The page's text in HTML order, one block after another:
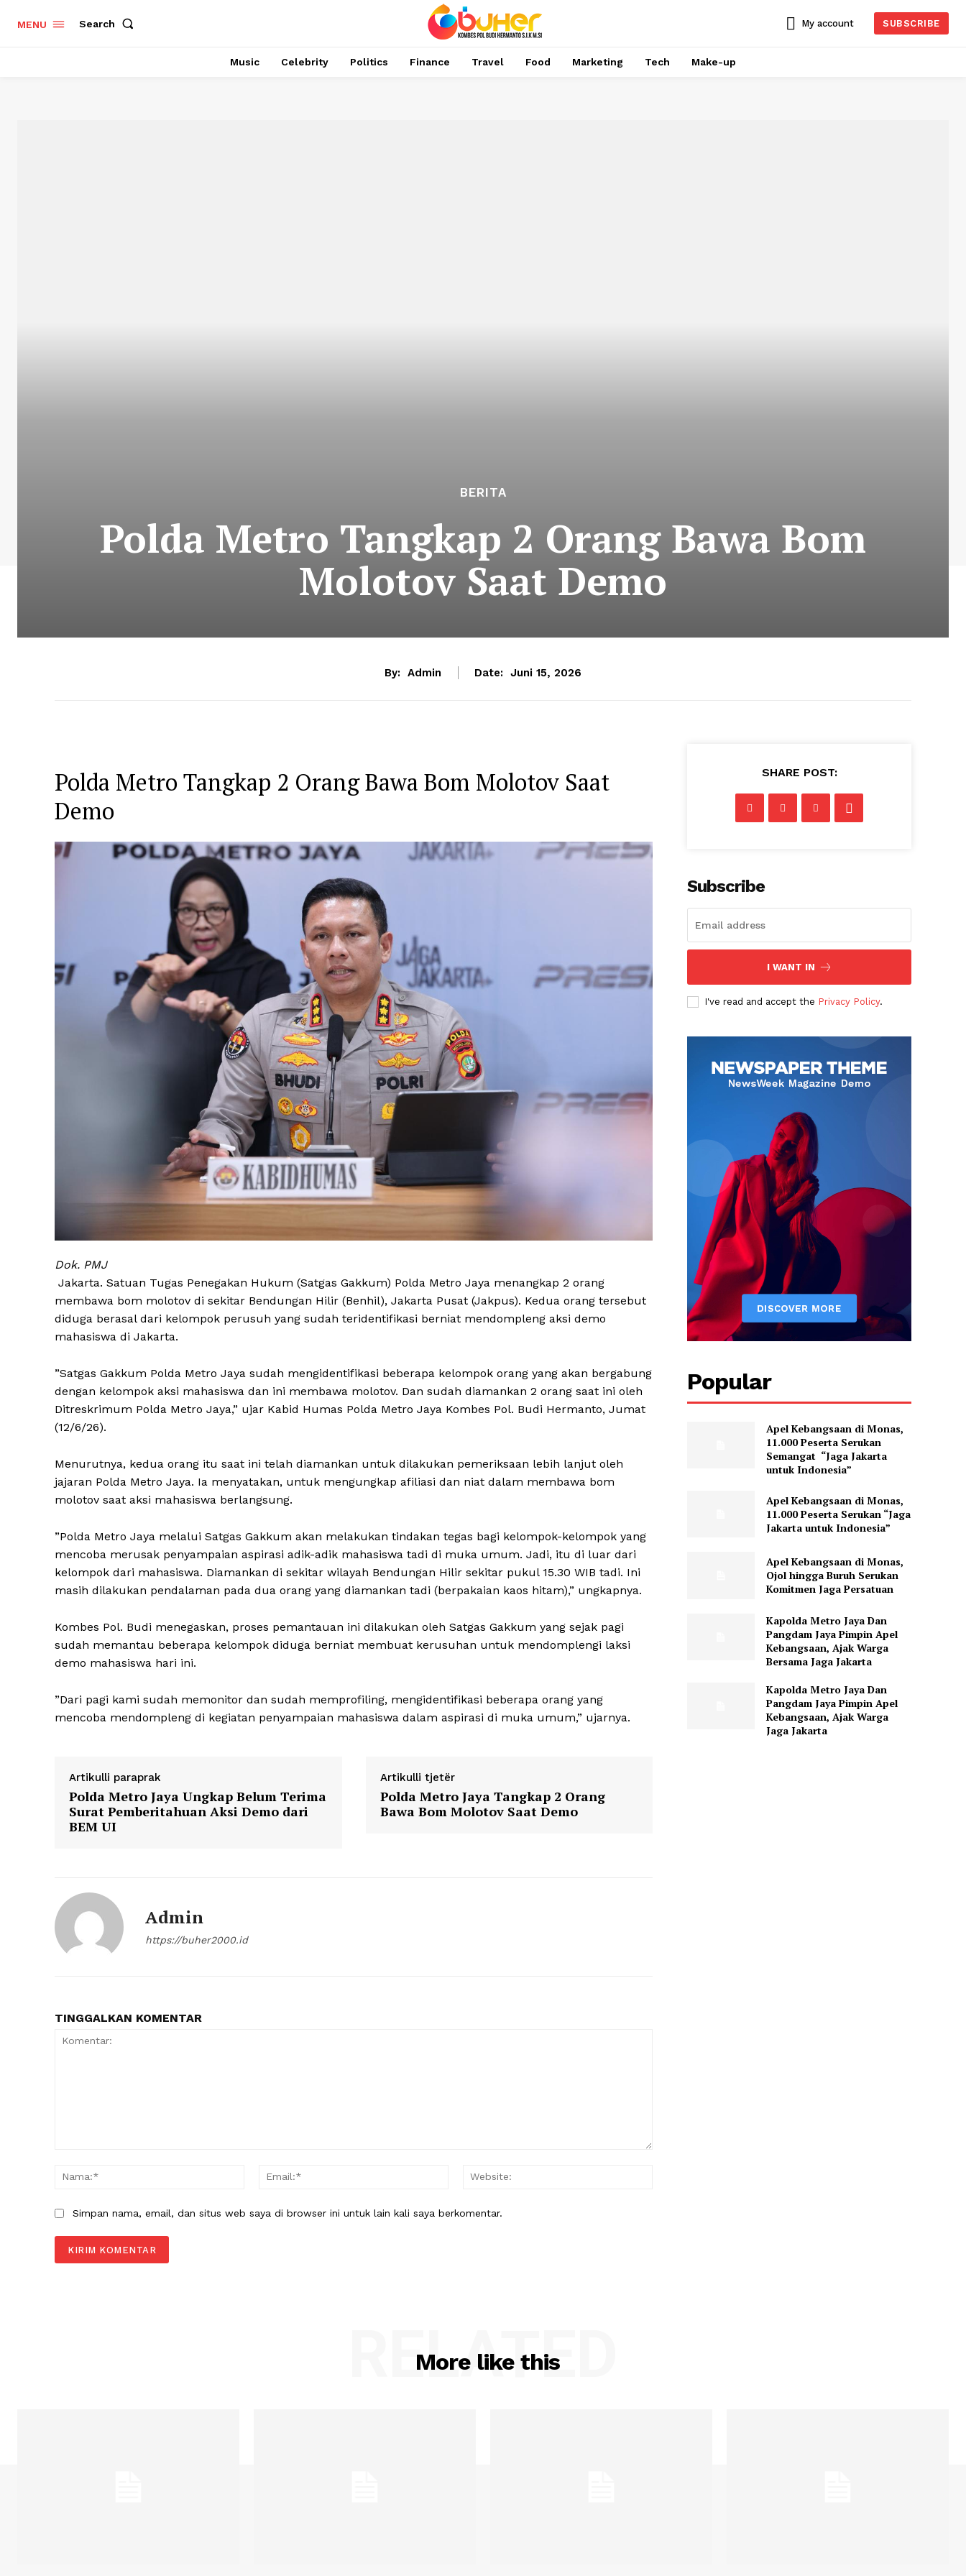
Company
Contact us
Subscription Plans
My account
MENU Search My account SUBSCRIBE
Music Celebrity Politics Finance Travel Food Marketing Tech Make-up
BERITA
Polda Metro Tangkap 2 Orang Bawa Bom
Molotov Saat Demo
By: Admin Date: Juni 15, 2026
Polda Metro Tangkap 2 Orang Bawa Bom Molotov Saat
Demo
Dok. PMJ
Jakarta. Satuan Tugas Penegakan Hukum (Satgas Gakkum) Polda Metro Jaya menangkap 2 orang
membawa bom molotov di sekitar Bendungan Hilir (Benhil), Jakarta Pusat (Jakpus). Kedua orang tersebut
diduga berasal dari kelompok perusuh yang sudah teridentifikasi berniat mendompleng aksi demo
mahasiswa di Jakarta.
”Satgas Gakkum Polda Metro Jaya sudah mengidentifikasi beberapa kelompok orang yang akan bergabung
dengan kelompok aksi mahasiswa dan ini membawa molotov. Dan sudah diamankan 2 orang saat ini oleh
Ditreskrimum Polda Metro Jaya,” ujar Kabid Humas Polda Metro Jaya Kombes Pol. Budi Hermanto, Jumat
(12/6/26).
Menurutnya, kedua orang itu saat ini telah diamankan untuk dilakukan pemeriksaan lebih lanjut oleh
jajaran Polda Metro Jaya. Ia menyatakan, untuk mengungkap afiliasi dan niat dalam membawa bom
molotov saat aksi mahasiswa berlangsung.
”Polda Metro Jaya melalui Satgas Gakkum akan melakukan tindakan tegas bagi kelompok-kelompok yang
mencoba merusak penyampaian aspirasi adik-adik mahasiswa tadi di muka umum. Jadi, itu di luar dari
kelompok dari mahasiswa. Diamankan di sekitar wilayah Bendungan Hilir sekitar pukul 15.30 WIB tadi. Ini
masih dilakukan pendalaman pada dua orang yang diamankan tadi (berpakaian kaos hitam),” ungkapnya.
Kombes Pol. Budi menegaskan, proses pemantauan ini dilakukan oleh Satgas Gakkum yang sejak pagi
sudah memantau beberapa kelompok diduga berniat membuat kerusuhan untuk mendomplengi laksi
demo mahasiswa hari ini.
”Dari pagi kami sudah memonitor dan sudah memprofiling, mengidentifikasi beberapa orang yang
mencoba mendompleng di kegiatan penyampaian mahasiswa dalam aspirasi di muka umum,” ujarnya.
Artikulli paraprak
Polda Metro Jaya Ungkap Belum Terima
Surat Pemberitahuan Aksi Demo dari
BEM UI
Artikulli tjetër
Polda Metro Jaya Tangkap 2 Orang
Bawa Bom Molotov Saat Demo
Admin
https://buher2000.id
TINGGALKAN KOMENTAR
Nama:*
Email:*
Simpan nama, email, dan situs web saya di browser ini untuk lain kali saya berkomentar.
SHARE POST:
Subscribe
I WANT IN
I've read and accept the Privacy Policy.
Popular
Apel Kebangsaan di Monas,
11.000 Peserta Serukan
Semangat “Jaga Jakarta
untuk Indonesia”
Apel Kebangsaan di Monas,
11.000 Peserta Serukan “Jaga
Jakarta untuk Indonesia”
Apel Kebangsaan di Monas,
Ojol hingga Buruh Serukan
Komitmen Jaga Persatuan
Kapolda Metro Jaya Dan
Pangdam Jaya Pimpin Apel
Kebangsaan, Ajak Warga
Bersama Jaga Jakarta
Kapolda Metro Jaya Dan
Pangdam Jaya Pimpin Apel
Kebangsaan, Ajak Warga
Jaga Jakarta
More like this
RELATED